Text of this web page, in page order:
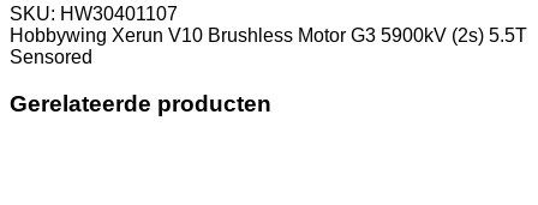
aantal
SKU: HW30401107
Hobbywing Xerun V10 Brushless Motor G3 5900kV (2s) 5.5T
Sensored
Gerelateerde producten